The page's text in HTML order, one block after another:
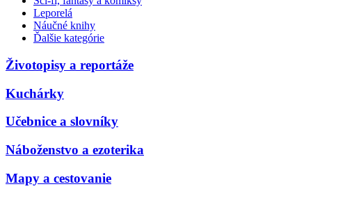
Leporelá
Náučné knihy
Ďalšie kategórie
Životopisy a reportáže
Kuchárky
Učebnice a slovníky
Náboženstvo a ezoterika
Mapy a cestovanie